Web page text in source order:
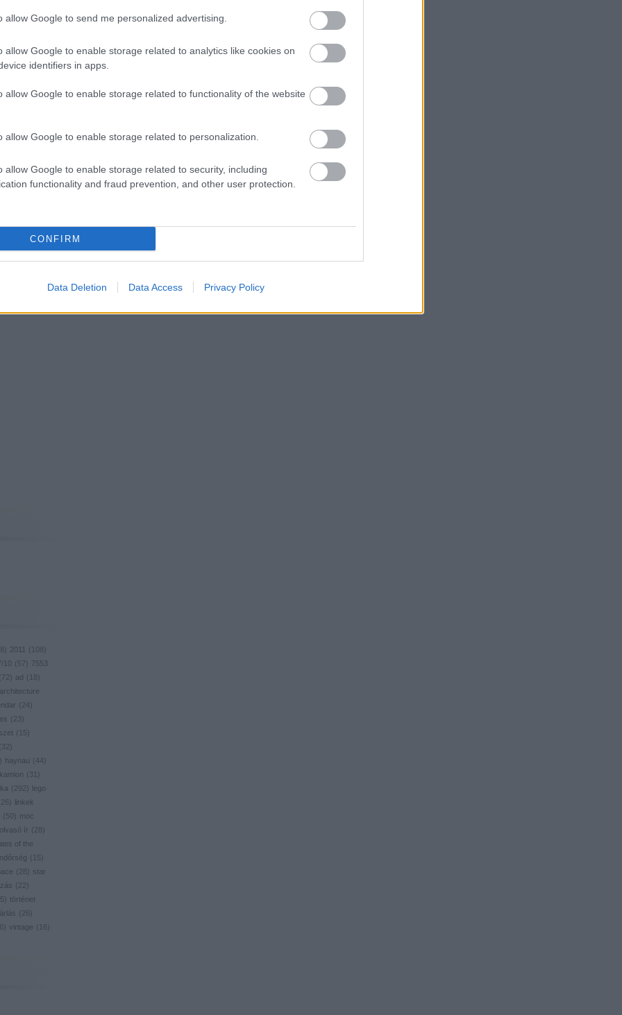
allow Google to send me personalized advertising.
allow Google to enable storage related to analytics like cookies on
identifiers in apps.
allow Google to enable storage related to functionality of the website
allow Google to enable storage related to personalization.
allow Google to enable storage related to security, including
functionality and fraud prevention, and other user protection.
CONFIRM
Data Deletion Data Access Privacy Policy
inkább
és
7636
) 2011 ( 108 )
10 ( 57) 7553
72) ad ( 18 )
architecture
( 24)
( 23)
( 15)
32)
) haynau ( 44)
kamion ( 31
)
( 292)
lego
26 )
linkek
( 50) moc
olvasó ír ( 28 )
of the
( 15)
( 28 ) star
( 22)
15) történet
( 26 )
) vintage ( 16 )